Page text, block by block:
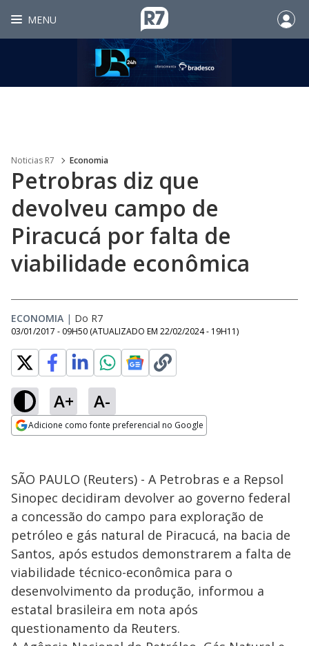
MENU
Noticias R7 Economia
Petrobras diz que
devolveu campo de
Piracucá por falta de
viabilidade econômica
ECONOMIA | Do R7
03/01/2017 - 09H50 (ATUALIZADO EM 22/02/2024 - 19H11)
A+ A-
Adicione como fonte preferencial no Google
SÃO PAULO (Reuters) - A Petrobras e a Repsol
Sinopec decidiram devolver ao governo federal
a concessão do campo para exploração de
petróleo e gás natural de Piracucá, na bacia de
Santos, após estudos demonstrarem a falta de
viabilidade técnico-econômica para o
desenvolvimento da produção, informou a
estatal brasileira em nota após
questionamento da Reuters.